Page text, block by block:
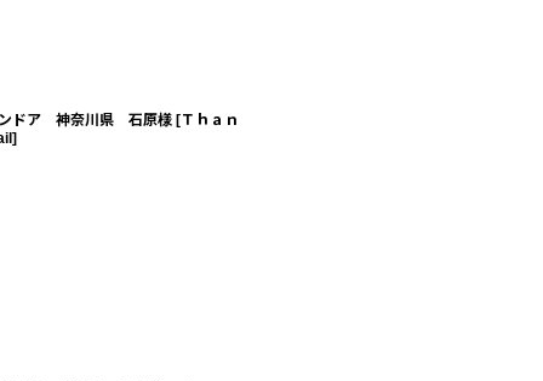
ンドア 神奈川県 石原様 [Ｔｈａｎ
]